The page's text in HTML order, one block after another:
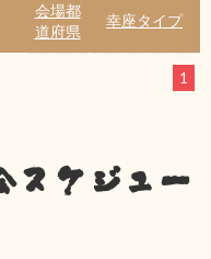
会場都
道府県
幸座タイプ
1
スケジュー